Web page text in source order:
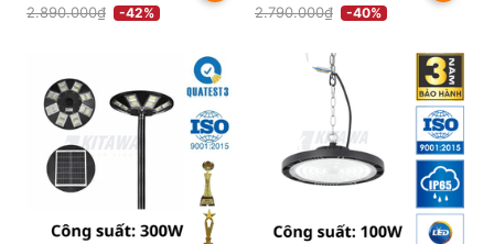
2.890.000₫ -42% 2.790.000₫ -40%